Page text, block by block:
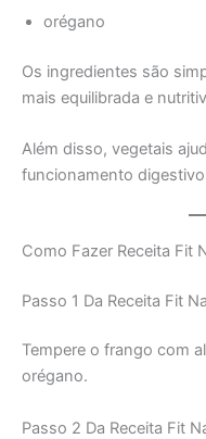
orégano
Os ingredientes são
mais equilibrada e
Além disso, vegetais
funcionamento
Como Fazer Receita Fit
Passo 1 Da Receita Fit
Tempere o frango com
orégano.
Passo 2 Da Receita Fit